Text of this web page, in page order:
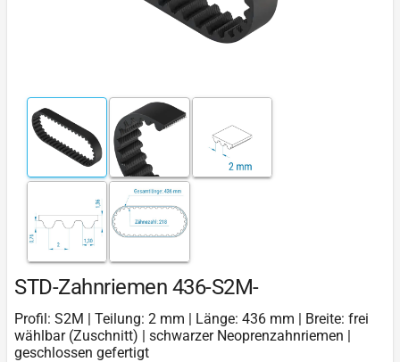
STD-Zahnriemen 436-S2M-
Profil: S2M | Teilung: 2 mm | Länge: 436 mm | Breite: frei
wählbar (Zuschnitt) | schwarzer Neoprenzahnriemen |
geschlossen gefertigt